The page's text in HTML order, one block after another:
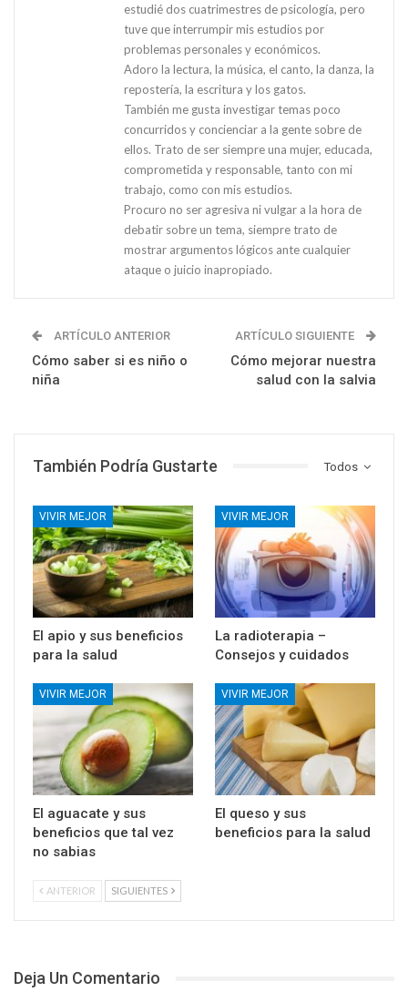
estudié dos cuatrimestres de psicología, pero
tuve que interrumpir mis estudios por
problemas personales y económicos.
Adoro la lectura, la música, el canto, la danza, la
repostería, la escritura y los gatos.
También me gusta investigar temas poco
concurridos y concienciar a la gente sobre de
ellos. Trato de ser siempre una mujer, educada,
comprometida y responsable, tanto con mi
trabajo, como con mis estudios.
Procuro no ser agresiva ni vulgar a la hora de
debatir sobre un tema, siempre trato de
mostrar argumentos lógicos ante cualquier
ataque o juicio inapropiado.
ARTÍCULO ANTERIOR
Cómo saber si es niño o
niña
ARTÍCULO SIGUIENTE
Cómo mejorar nuestra
salud con la salvia
Todos
También Podría Gustarte
VIVIR MEJOR
El apio y sus beneficios
para la salud
VIVIR MEJOR
La radioterapia –
Consejos y cuidados
VIVIR MEJOR
El aguacate y sus
beneficios que tal vez
no sabias
VIVIR MEJOR
El queso y sus
beneficios para la salud
ANTERIOR SIGUIENTES
Deja Un Comentario